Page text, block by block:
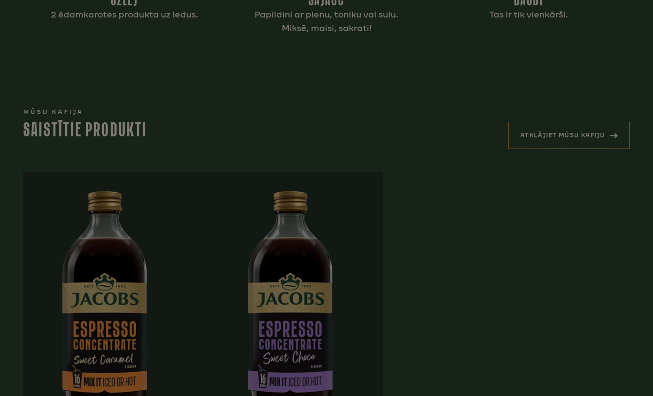
2 ēdamkarotes produkta uz ledus.
Papildini ar pienu, toniku vai sulu.
Miksē, maisi, sakrati!
Tas ir tik vienkārši.
MŪSU KAFIJA
SAISTĪTIE PRODUKTI ATKLĀJIET MŪSU KAFIJU
(SAISTĪTIE PRODUKTI)